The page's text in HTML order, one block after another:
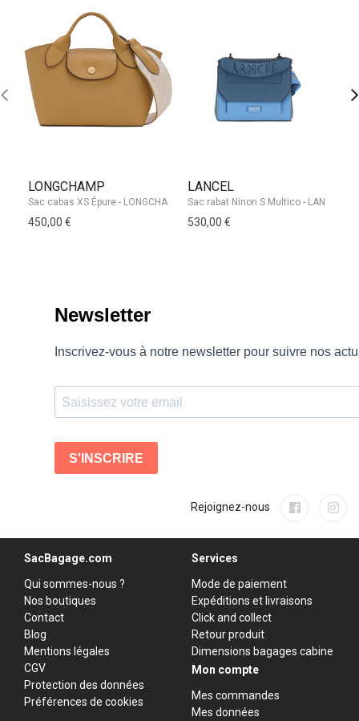
LONGCHAMP
450,00 €
LANCEL
530,00 €
Rejoignez-nous
SacBagage.com
Qui sommes-nous ?
Nos boutiques
Contact
Blog
Mentions légales
CGV
Protection des données
Préférences de cookies
Services
Mode de paiement
Expéditions et livraisons
Click and collect
Retour produit
Dimensions bagages cabine
Mon compte
Mes commandes
Mes données